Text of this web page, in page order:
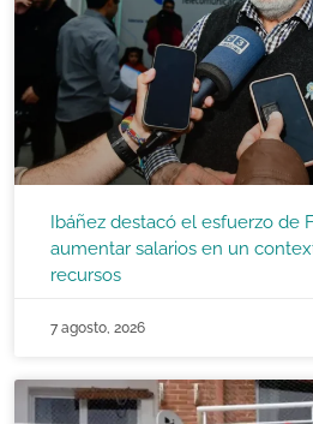
Ibáñez destacó el esfuerzo de
aumentar salarios en un
recursos
7 agosto, 2026